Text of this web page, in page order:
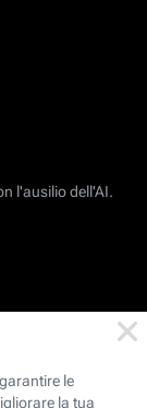
l'ausilio dell'AI.